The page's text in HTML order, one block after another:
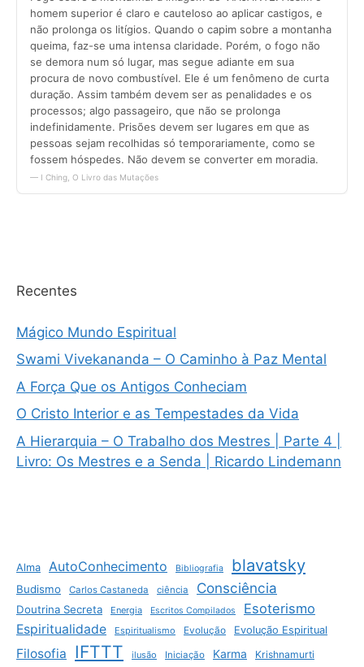
Recentes
Mágico Mundo Espiritual
Swami Vivekananda – O Caminho à Paz Mental
A Força Que os Antigos Conheciam
O Cristo Interior e as Tempestades da Vida
A Hierarquia – O Trabalho dos Mestres | Parte 4 |
Livro: Os Mestres e a Senda | Ricardo Lindemann
Alma AutoConhecimento Bibliografia blavatsky
Budismo Carlos Castaneda ciência Consciência
Doutrina Secreta Energia Escritos Compilados Esoterismo
Espiritualidade Espiritualismo Evolução Evolução Espiritual
Filosofia IFTTT ilusão Iniciação Karma Krishnamurti